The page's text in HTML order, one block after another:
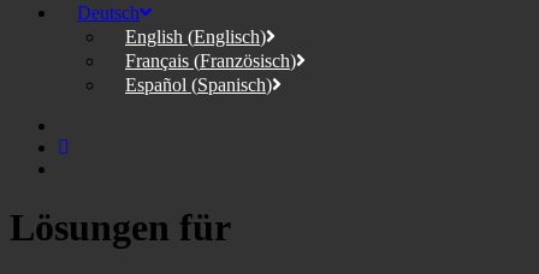
Deutsch
English (Englisch)
Français (Französisch)
Español (Spanisch)
Lösungen für